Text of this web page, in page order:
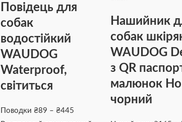
Повідець для
собак
водостійкий
WAUDOG
Waterproof,
світиться
Поводки ₴89 – ₴445
до
варіантів.
Нашийник
собак
WAUDOG
з QR
малюнок
чорний